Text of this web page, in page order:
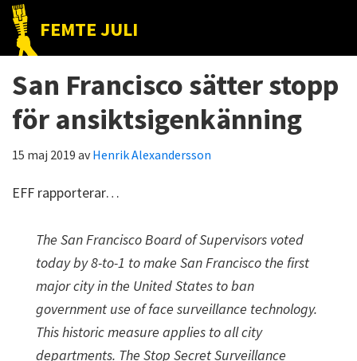
Hoppa
huvudnavigering
Hoppa
huvudinnehåll
Hoppa
det
primära
sidofältet
FEMTE JULI
Nätet
till
folket!
San Francisco sätter stopp
för ansiktsigenkänning
15 maj 2019 avHenrik Alexandersson
EFF rapporterar…
The San Francisco Board of Supervisors voted
today by 8-to-1 to make San Francisco the first
major city in the United States to ban
government use of face surveillance technology.
This historic measure applies to all city
departments. The Stop Secret Surveillance